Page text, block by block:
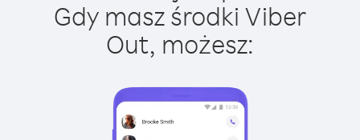
Gdy masz środki Viber
Out, możesz: